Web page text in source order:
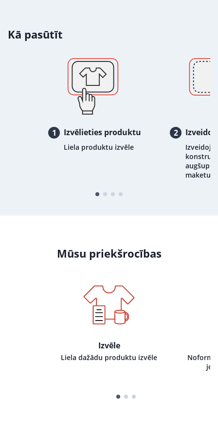
Kā pasūtīt
1 Izvēlieties produktu
Liela produktu izvēle
2
maketu
Mūsu priekšrocības
Izvēle
Liela dažādu produktu izvēle